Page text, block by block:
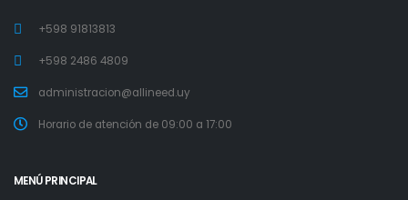
+598 91813813
+598 2486 4809
administracion@allineed.uy
Horario de atención de 09:00 a 17:00
MENÚ PRINCIPAL